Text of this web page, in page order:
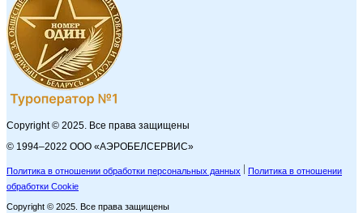
Copyright © 2025. Все права защищены
© 1994–2022 ООО «АЭРОБЕЛСЕРВИС»
Политика в отношении обработки персональных данных
Политика в отношении
обработки Cookie
Copyright © 2025. Все права защищены